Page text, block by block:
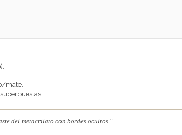
mate.
del metacrilato con bordes ocultos."